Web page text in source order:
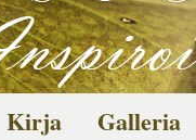
Kirja Galleria